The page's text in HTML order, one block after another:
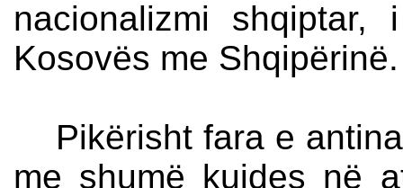
nacionalizmi
Kosovës me Shqipërinë.
Pikërisht fara e
me shumë kujdes në